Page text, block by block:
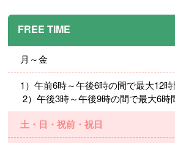
FREE TIME
月～金
1）午前6時～午後6時の間で最大12
2）午後3時～午後9時の間で最大6時
土・日・祝前・祝日